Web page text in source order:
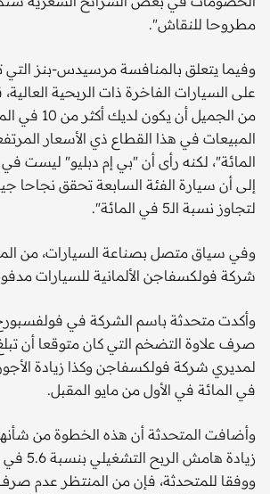
مطروحا للنقاش".
وفيما يتعلق بالمنافسة مرسيدس-بنز التي
على السيارات الفاخرة ذات الربحية
من الجميل أن
المائة"، لكنه رأى أن "بي إم دبليو"
إلى أن سيارة الفئة السابعة تحقق نجاحا
لتجاوز نسبة الـ5 في المائة".
وفي سياق متصل بصناعة السيارات، من
شركة فولكسفاجن الألمانية للسيارات
وأكدت متحدثة باسم الشركة في
في المائة في الأول من مايو المقبل.
وأضافت المتحدثة أن هذه الخطوة من
ووفقا للمتحدثة، فإن من المنتظر عدم